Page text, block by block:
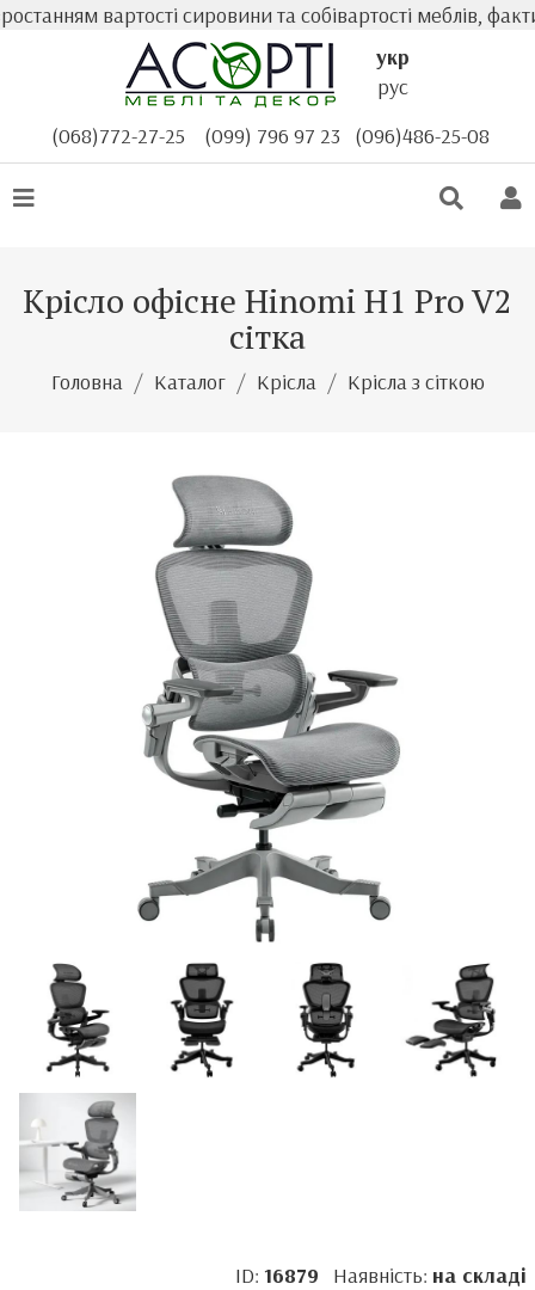
вартості сировини та собівартості меблів,
укр
рус
(068)772-27-25
(099) 796 97 23 (096)486-25-08
Крісло офісне Hinomi H1 Pro V2
сітка
Головна Каталог Крісла Крісла з сіткою
ID: 16879 Наявність: на складі